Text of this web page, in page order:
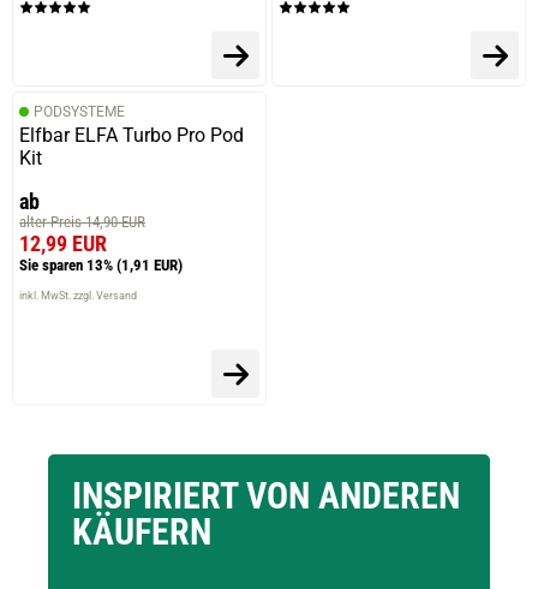
PODSYSTEME
Elfbar ELFA Turbo Pro Pod
Kit
ab
alter Preis 14,90 EUR
12,99 EUR
Sie sparen 13% (1,91 EUR)
inkl. MwSt. zzgl. Versand
INSPIRIERT VON ANDEREN
KÄUFERN